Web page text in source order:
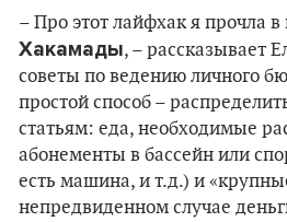
– Про этот лайфхак я прочла в
Хакамады, – рассказывает
советы по ведению личного
простой способ –
статьям: еда, необходимые
абонементы в бассейн или
есть машина, и т.д.) и
непредвиденном случае